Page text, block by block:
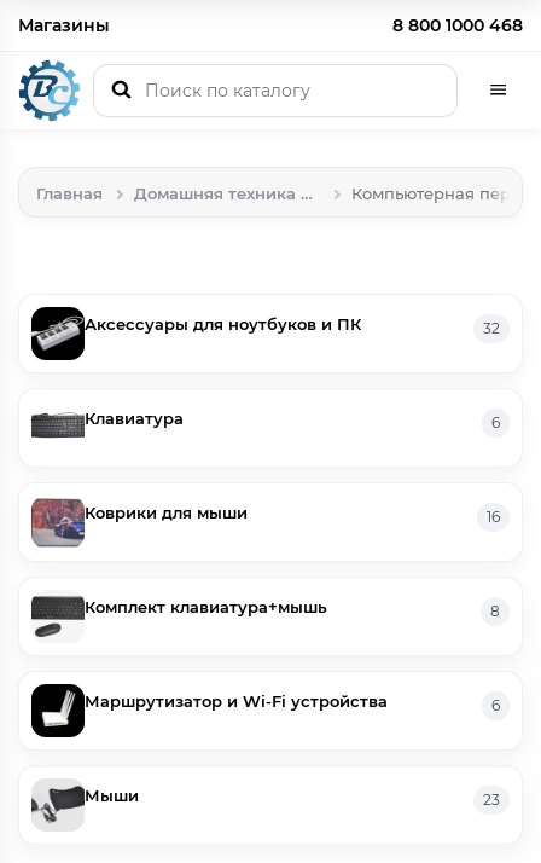
Магазины 8 800 1000 468
Главная Домашняя техника и электроника Компьютерная
Аксессуары для ноутбуков и ПК 32
Клавиатура 6
Коврики для мыши 16
Комплект клавиатура+мышь 8
Маршрутизатор и Wi-Fi устройства 6
Мыши 23